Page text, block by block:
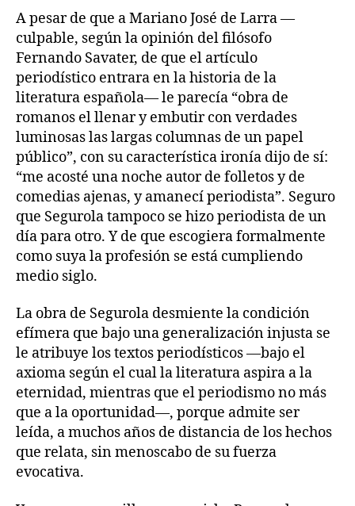
A pesar de que a Mariano José de Larra —
culpable, según la opinión del filósofo
Fernando Savater, de que el artículo
periodístico entrara en la historia de la
literatura española— le parecía “obra de
romanos el llenar y embutir con verdades
luminosas las largas columnas de un papel
público”, con su característica ironía dijo de sí:
“me acosté una noche autor de folletos y de
comedias ajenas, y amanecí periodista”. Seguro
que Segurola tampoco se hizo periodista de un
día para otro. Y de que escogiera formalmente
como suya la profesión se está cumpliendo
medio siglo.
La obra de Segurola desmiente la condición
efímera que bajo una generalización injusta se
le atribuye los textos periodísticos —bajo el
axioma según el cual la literatura aspira a la
eternidad, mientras que el periodismo no más
que a la oportunidad—, porque admite ser
leída, a muchos años de distancia de los hechos
que relata, sin menoscabo de su fuerza
evocativa.